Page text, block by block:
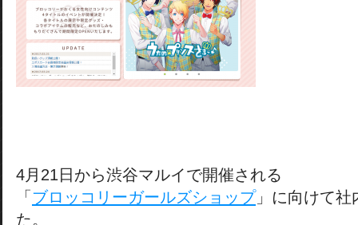
4月21日から渋谷マルイで開催される
「 ブロッコリーガールズショップ」に向けて社
た。